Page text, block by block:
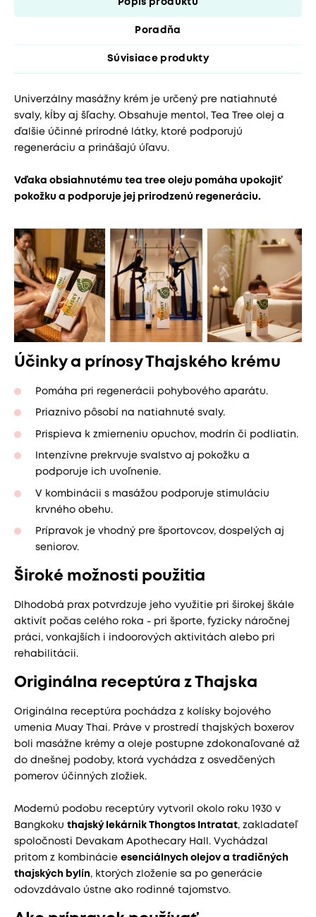
Popis produktu
Poradňa
Súvisiace produkty
Univerzálny masážny krém je určený pre natiahnuté
svaly, kĺby aj šľachy. Obsahuje mentol, Tea Tree olej a
ďalšie účinné prírodné látky, ktoré podporujú
regeneráciu a prinášajú úľavu.
Vďaka obsiahnutému tea tree oleju pomáha upokojiť
pokožku a podporuje jej prirodzenú regeneráciu.
Účinky a prínosy Thajského krému
Pomáha pri regenerácii pohybového aparátu.
Priaznivo pôsobí na natiahnuté svaly.
Prispieva k zmierneniu opuchov, modrín či podliatin.
Intenzívne prekrvuje svalstvo aj pokožku a
podporuje ich uvoľnenie.
V kombinácii s masážou podporuje stimuláciu
krvného obehu.
Prípravok je vhodný pre športovcov, dospelých aj
seniorov.
Široké možnosti použitia
Dlhodobá prax potvrdzuje jeho využitie pri širokej škále
aktivít počas celého roka - pri športe, fyzicky náročnej
práci, vonkajších i indoorových aktivitách alebo pri
rehabilitácii.
Originálna receptúra z Thajska
Originálna receptúra pochádza z kolísky bojového
umenia Muay Thai. Práve v prostredí thajských boxerov
boli masážne krémy a oleje postupne zdokonaľované až
do dnešnej podoby, ktorá vychádza z osvedčených
pomerov účinných zložiek.
Modernú podobu receptúry vytvoril okolo roku 1930 v
Bangkoku thajský lekárnik Thongtos Intratat, zakladateľ
spoločnosti Devakam Apothecary Hall. Vychádzal
pritom z kombinácie esenciálnych olejov a tradičných
thajských bylín, ktorých zloženie sa po generácie
odovzdávalo ústne ako rodinné tajomstvo.